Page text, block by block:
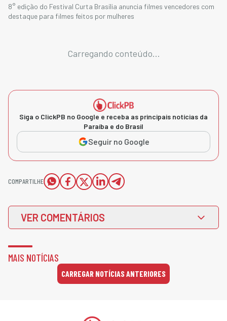
8° edição do Festival Curta Brasília anuncia filmes vencedores com
destaque para filmes feitos por mulheres
Carregando conteúdo...
Siga o ClickPB no Google e receba as principais notícias da
Paraíba e do Brasil
Seguir no Google
COMPARTILHE
VER COMENTÁRIOS
MAIS NOTÍCIAS
CARREGAR NOTÍCIAS ANTERIORES